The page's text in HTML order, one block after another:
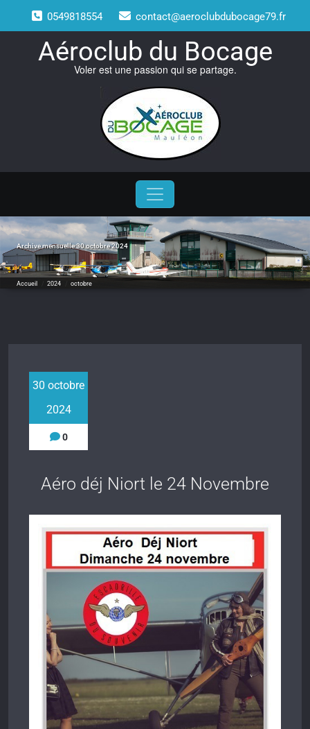
content
0549818554 contact@aeroclubdubocage79.fr
Aéroclub du Bocage
Voler est une passion qui se partage.
Archive mensuelle 30 octobre 2024
Accueil 2024 octobre
30 octobre
2024
0
Aéro déj Niort le 24 Novembre